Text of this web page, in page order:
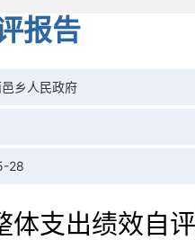
报告
乡人民政府
28
体支出绩效自